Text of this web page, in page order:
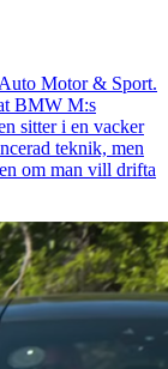
Motor & Sport.
BMW M:s
sitter i en vacker
teknik, men
om man vill drifta